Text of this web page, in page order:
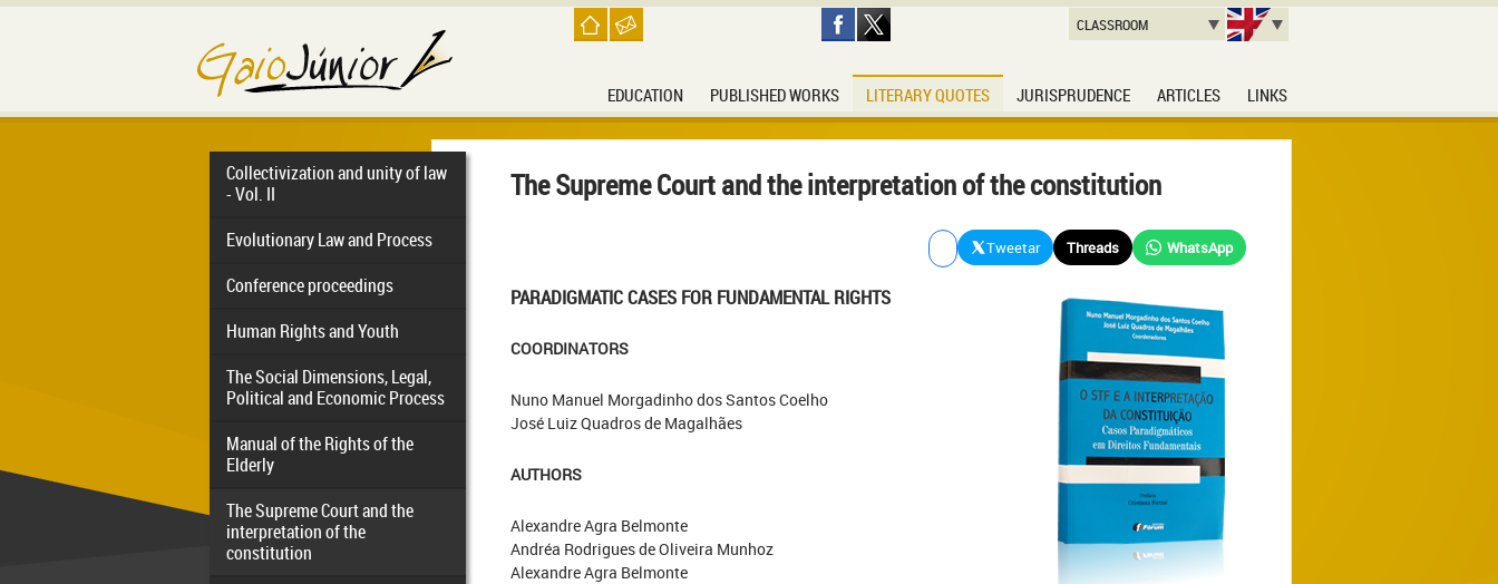
EDUCATION PUBLISHED WORKS LITERARY QUOTES JURISPRUDENCE ARTICLES LINKS
CLASSROOM
Collectivization and unity of law
- Vol. II
Evolutionary Law and Process
Conference proceedings
Human Rights and Youth
The Social Dimensions, Legal,
Political and Economic Process
Manual of the Rights of the
Elderly
The Supreme Court and the
interpretation of the
constitution
The Supreme Court and the interpretation of the constitution
Tweetar Threads WhatsApp
PARADIGMATIC CASES FOR FUNDAMENTAL RIGHTS
COORDINATORS
Nuno Manuel Morgadinho dos Santos Coelho
José Luiz Quadros de Magalhães
AUTHORS
Alexandre Agra Belmonte
Andréa Rodrigues de Oliveira Munhoz
Alexandre Agra Belmonte